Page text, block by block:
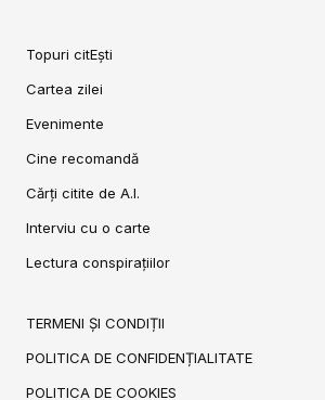
Topuri citEști
Cartea zilei
Evenimente
Cine recomandă
Cărți citite de A.I.
Interviu cu o carte
Lectura conspirațiilor
TERMENI ȘI CONDIȚII
POLITICA DE CONFIDENȚIALITATE
POLITICA DE COOKIES